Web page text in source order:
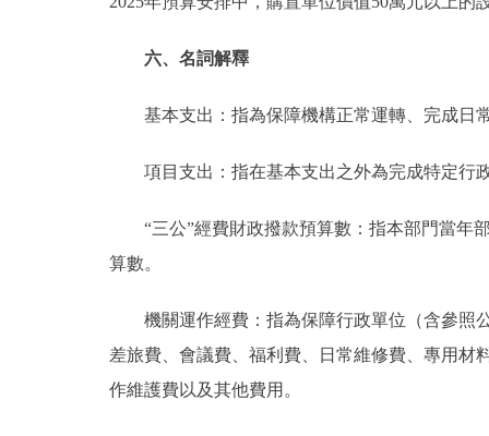
六、名詞解釋
基本支出：指為保障機構正常運轉、完成日
項目支出：指在基本支出之外為完成特定行
“三公”經費財政撥款預算數：指本部門當年部
算數。
機關運作經費：指為保障行政單位（含參照公
差旅費、會議費、福利費、日常維修費、專用材
作維護費以及其他費用。